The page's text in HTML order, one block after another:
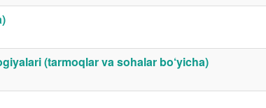
(tarmoqlar va sohalar bo‘yicha)